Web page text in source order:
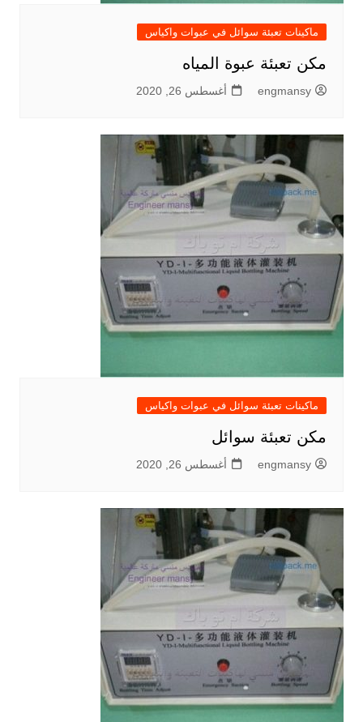
ماكينات تعبئة سوائل في عبوات واكياس
مكن تعبئة عبوة المياه
engmansy أغسطس 26, 2020
ماكينات تعبئة سوائل في عبوات واكياس
مكن تعبئة سوائل
engmansy أغسطس 26, 2020